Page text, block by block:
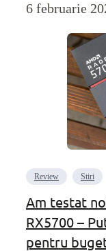
6 februarie
Review Stiri
Am testat
RX5700 –
pentru